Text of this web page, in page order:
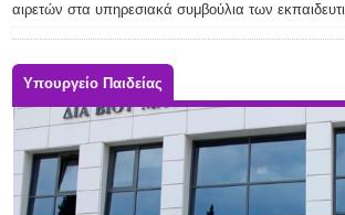
αιρετών στα υπηρεσιακά συμβούλια των
Υπουργείο Παιδείας